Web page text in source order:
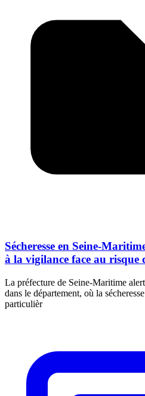
Sécheresse en Seine-
à la vigilance face au risque
La préfecture de Seine-Maritime
dans le département, où la
particulièr